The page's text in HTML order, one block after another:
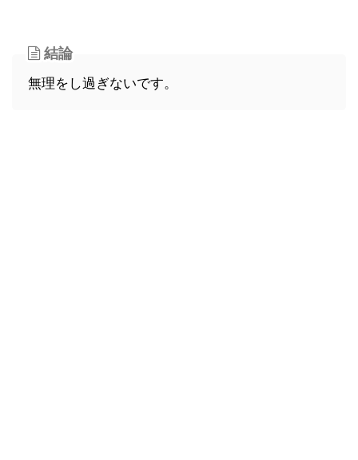
結論
無理をし過ぎないです。